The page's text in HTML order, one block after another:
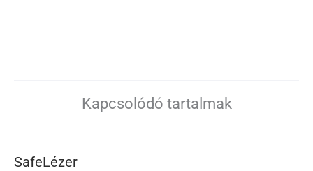
Kapcsolódó tartalmak
SafeLézer